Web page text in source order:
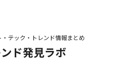
テック・トレンド情報まとめ
ンド発見ラボ